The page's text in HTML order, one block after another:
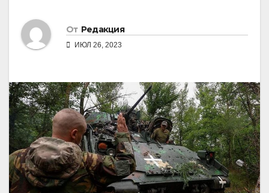
От Редакция
ИЮЛ 26, 2023